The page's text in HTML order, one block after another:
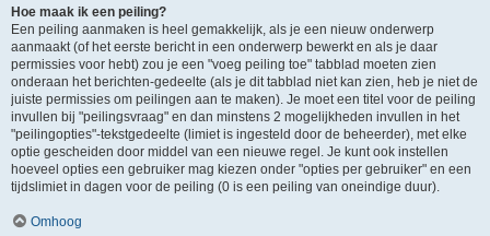
Hoe maak ik een peiling?
Een peiling aanmaken is heel gemakkelijk, als je een nieuw onderwerp
aanmaakt (of het eerste bericht in een onderwerp bewerkt en als je daar
permissies voor hebt) zou je een "voeg peiling toe" tabblad moeten zien
onderaan het berichten-gedeelte (als je dit tabblad niet kan zien, heb je niet de
juiste permissies om peilingen aan te maken). Je moet een titel voor de peiling
invullen bij "peilingsvraag" en dan minstens 2 mogelijkheden invullen in het
"peilingopties"-tekstgedeelte (limiet is ingesteld door de beheerder), met elke
optie gescheiden door middel van een nieuwe regel. Je kunt ook instellen
hoeveel opties een gebruiker mag kiezen onder "opties per gebruiker" en een
tijdslimiet in dagen voor de peiling (0 is een peiling van oneindige duur).
Omhoog